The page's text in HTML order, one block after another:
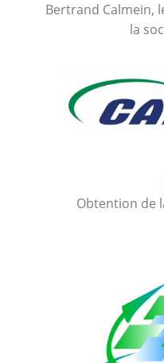
Bertrand Calmein,
la
Obtention de